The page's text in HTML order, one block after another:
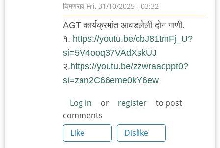
चिमणराव Fri, 31/10/2025 - 03:32
AGT कार्यक्रमांत आवडलेली दोन गाणी.
१. https://youtu.be/cbJ81tmFj_U?
si=5V4ooq37VAdXskUJ
२.https://youtu.be/zzwraaoppt0?
si=zan2C66eme0kY6ew
Log in or register
to post
comments
Like
Dislike